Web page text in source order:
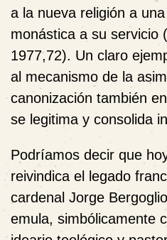
a la nueva religión a
monástica a su servicio
1977,72). Un claro
al mecanismo de la
canonización también
se legitima y consolida
Podríamos decir que
reivindica el legado
cardenal Jorge
emula, simbólicamente